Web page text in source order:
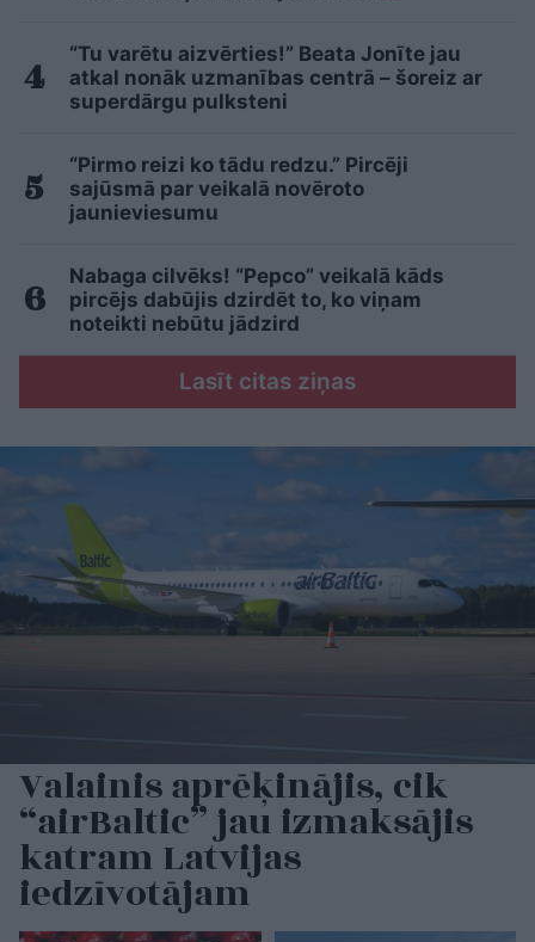
“Tu varētu aizvērties!” Beata Jonīte jau
atkal nonāk uzmanības centrā – šoreiz ar
superdārgu pulksteni
“Pirmo reizi ko tādu redzu.” Pircēji
sajūsmā par veikalā novēroto
jaunieviesumu
Nabaga cilvēks! “Pepco” veikalā kāds
pircējs dabūjis dzirdēt to, ko viņam
noteikti nebūtu jādzird
Lasīt citas ziņas
Valainis aprēķinājis, cik
“airBaltic” jau izmaksājis
katram Latvijas
iedzīvotājam